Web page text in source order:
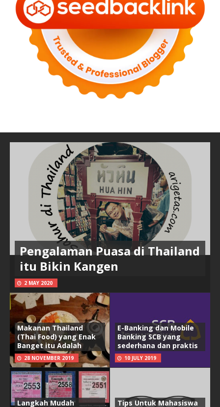
Pengalaman Puasa di Thailand
itu Bikin Kangen
2 MAY 2020
Makanan Thailand
(Thai Food) yang Enak
Banget itu Adalah
28 NOVEMBER 2019
E-Banking dan Mobile
Banking SCB yang
sederhana dan praktis
10 JULY 2019
Langkah Mudah Tips Untuk Mahasiswa